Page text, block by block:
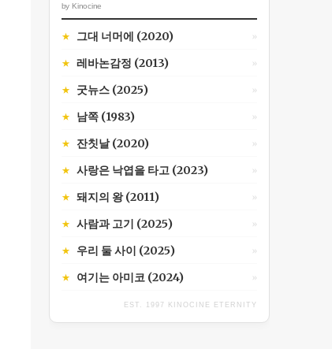
by Kinocine
★ 그대 너머에 (2020) »
★ 레바논감정 (2013) »
★ 굿뉴스 (2025) »
★ 남쪽 (1983) »
★ 잔칫날 (2020) »
★ 사랑은 낙엽을 타고 (2023) »
★ 돼지의 왕 (2011) »
★ 사람과 고기 (2025) »
★ 우리 둘 사이 (2025) »
★ 여기는 아미코 (2024) »
EST. 1997 KINOCINE ETERNITY